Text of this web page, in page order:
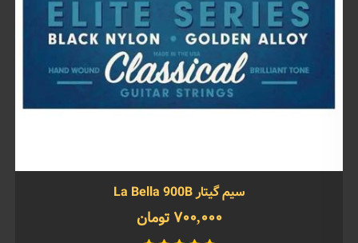
سیم گیتار La Bella 900B
700,000 تومان